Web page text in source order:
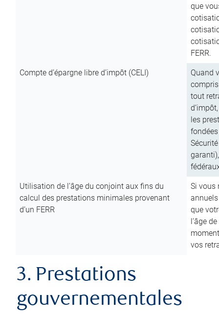
que
FERR.
Compte d’épargne libre d’impôt (CELI)
Quand
tout
les
Utilisation de l’âge du conjoint aux fins du
calcul des prestations minimales provenant
d’un FERR
Si vous
que
l’âge
vos
3. Prestations
gouvernementales